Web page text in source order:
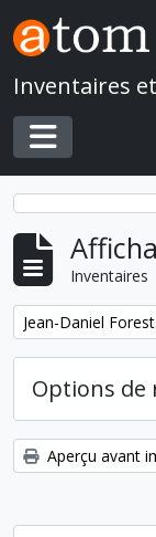
Skip to main content
Inventaires
Toggle
Inventaires
Remove filter:
Options de
Aperçu avant